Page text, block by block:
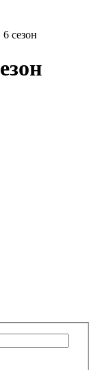
сезон